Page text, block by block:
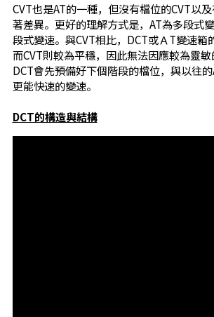
CVT也是AT的一種，但沒有檔位的CVT以
著差異。更好的理解方式是，AT為多段式
段式變速。與CVT相比，DCT或ＡT變速箱
而CVT則較為平穩，因此無法因應較為靈敏
DCT會先預備好下個階段的檔位，與以往的
更能快速的變速。
DCT的構造與結構